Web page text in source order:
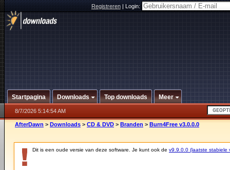
Registreren|Login:
Startpagina Downloads Top downloads Meer
8/7/2026 5:14:54 AM
AfterDawn > Downloads > CD & DVD > Branden > Burn4Free v3.0.0.0
Dit is een oude versie van deze software. Je kunt ook de v9.9.0.0 (laatste stabiele